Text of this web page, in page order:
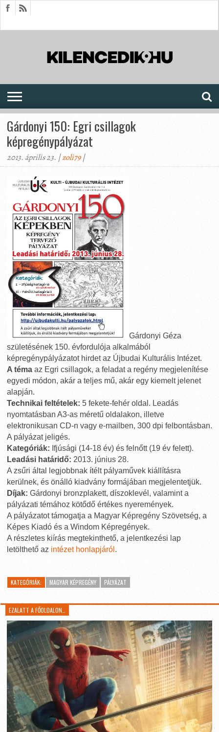
Gárdonyi 150: Egri csillagok
képregénypályázat
2013. április 23. |zoli79|
Gárdonyi Géza
születésének 150. évfordulója alkalmából
képregénypályázatot hirdet az Újbudai Kulturális Intézet.
A téma az Egri csillagok, a feladat a regény megjelenítése
egyedi módon, akár a teljes mű, akár egy kiemelt jelenet
alapján.
Technikai feltételek: 5 fekete-fehér oldal. Leadás
nyomtatásban A3-as méretű oldalakon, illetve
elektronikusan CD-n vagy e-mailben, 300 dpi felbontásban.
A pályázat jeligés.
Kategóriák: Ifjúsági (14-18 év) és felnőtt (19 év felett).
Leadási határidő: 2013. június 28.
A zsűri által legjobbnak ítélt pályaművek kiállításra
kerülnek, és önálló kiadvány formájában megjelentetjük.
Díjak: Gárdonyi bronzplakett, díszoklevél, valamint a
pályázati témához kötődő értékes nyeremények.
A pályázatot támogatja a Magyar Képregény Szövetség, a
Képes Kiadó és a Windom Képregények.
A részletes kiírás megtekinthető, a jelentkezési lap
letölthető az intézet honlapjáról .
KATEGÓRIÁK: MAGYAR KÉPREGÉNY PÁLYÁZAT
EZALATT A FŐOLDALON…